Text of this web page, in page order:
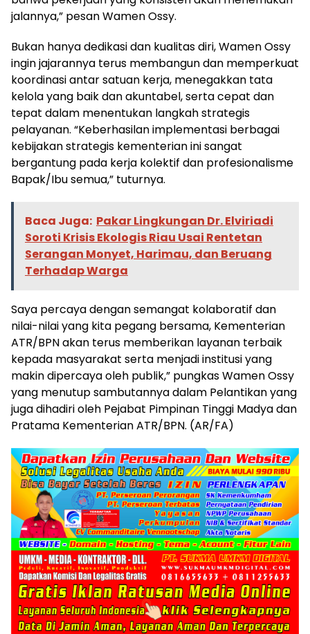
jalannya,” pesan Wamen Ossy.
Bukan hanya dedikasi dan kualitas diri, Wamen Ossy
ingin jajarannya terus membangun dan memperkuat
koordinasi antar satuan kerja, menegakkan tata
kelola yang baik dan akuntabel, serta cepat dan
tepat dalam menentukan langkah strategis
pelayanan. “Keberhasilan implementasi berbagai
kebijakan strategis kementerian ini sangat
bergantung pada kerja kolektif dan profesionalisme
Bapak/Ibu semua,” tuturnya.
Baca Juga: Pakar Lingkungan Dr. Elviriadi
Soroti Krisis Ekologis Riau Usai Rentetan
Serangan Monyet, Harimau, dan Beruang
Terhadap Warga
Saya percaya dengan semangat kolaboratif dan
nilai-nilai yang kita pegang bersama, Kementerian
ATR/BPN akan terus memberikan layanan terbaik
kepada masyarakat serta menjadi institusi yang
makin dipercaya oleh publik,” pungkas Wamen Ossy
yang menutup sambutannya dalam Pelantikan yang
juga dihadiri oleh Pejabat Pimpinan Tinggi Madya dan
Pratama Kementerian ATR/BPN. (AR/FA)